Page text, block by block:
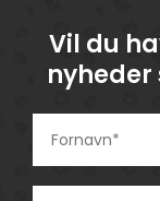
Vil du